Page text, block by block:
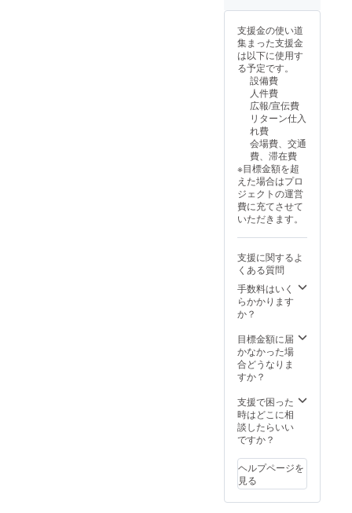
お、記
載が不
要な方
は空欄
のまま
でお進
みくだ
さい。
※支援画
面に
て、支
援金額
の上乗
せも可
能で
す。
ませ
ん。 ※
支援画
面に
て、支
援金額
の上乗
せも可
能で
す。
るお名
記入く
ださ
い。な
お、記
載が不
要な方
は空欄
のまま
みくだ
さい。
※応援プ
ランは
金額に
よるリ
ターン
の違い
ませ
ん。 ※
支援画
面に
て、支
の上乗
せも可
能で
す。
支援金の使い道
集まった支援金
は以下に使用す
る予定です。
設備費
人件費
広報/宣伝費
リターン仕入
れ費
会場費、交通
費、滞在費
※目標金額を超
えた場合はプロ
ジェクトの運営
費に充てさせて
いただきます。
支援に関するよ
くある質問
手数料はいく
らかかります
か？
目標金額に届
かなかった場
合どうなりま
すか？
支援で困った
時はどこに相
談したらいい
ですか？
ヘルプページを
見る